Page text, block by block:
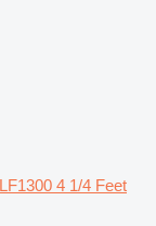
4 1/4 Feet